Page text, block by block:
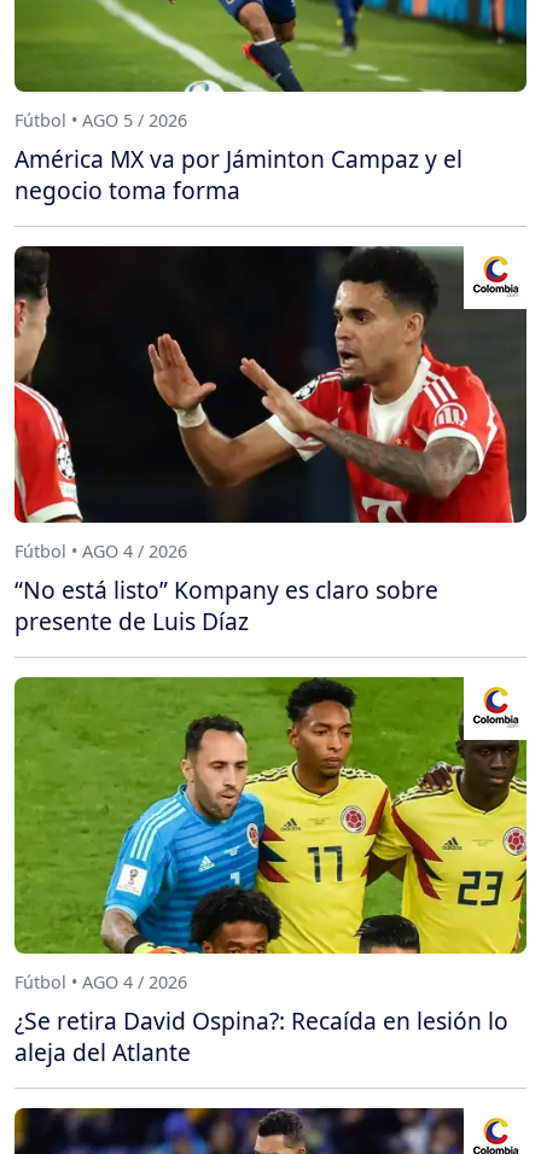
Fútbol • AGO 5 / 2026
América MX va por Jáminton Campaz y el
negocio toma forma
Fútbol • AGO 4 / 2026
“No está listo” Kompany es claro sobre
presente de Luis Díaz
Fútbol • AGO 4 / 2026
¿Se retira David Ospina?: Recaída en lesión lo
aleja del Atlante